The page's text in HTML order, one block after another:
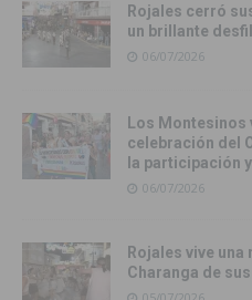
Rojales cerró
un brillante
06/07/2026
Los Montesinos
celebración del
la participación
06/07/2026
Rojales vive
Charanga de